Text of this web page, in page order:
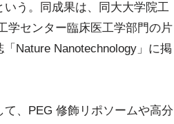
う。同成果は、同大大学院工
学センター臨床医工学部門の片
Nature Nanotechnology」に掲
、PEG 修飾リポソームや高分